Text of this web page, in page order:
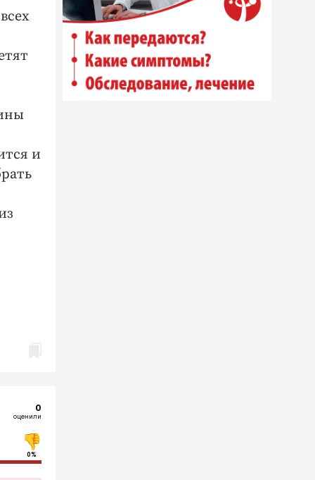
и
0
оценили
0%